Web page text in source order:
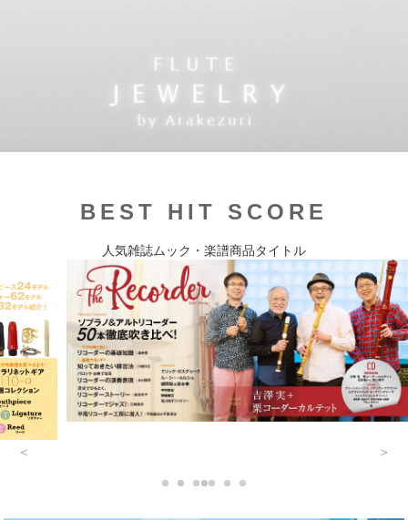
BEST HIT SCORE
人気雑誌ムック・楽譜商品タイトル
3
＜ ＞
1